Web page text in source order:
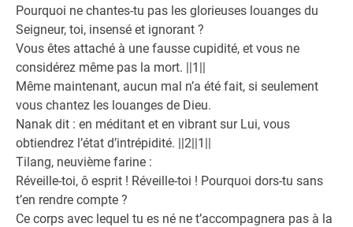
Pourquoi ne chantes-tu pas les glorieuses louanges du
Seigneur, toi, insensé et ignorant ?
Vous êtes attaché à une fausse cupidité, et vous ne
considérez même pas la mort. ||1||
Même maintenant, aucun mal n’a été fait, si seulement
vous chantez les louanges de Dieu.
Nanak dit : en méditant et en vibrant sur Lui, vous
obtiendrez l’état d’intrépidité. ||2||1||
Tilang, neuvième farine :
Réveille-toi, ô esprit ! Réveille-toi ! Pourquoi dors-tu sans
t’en rendre compte ?
Ce corps avec lequel tu es né ne t’accompagnera pas à la